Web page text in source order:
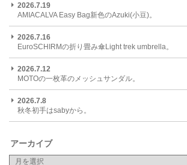
2026.7.19
AMIACALVA Easy Bag新色のAzuki(小豆)。
2026.7.16
EuroSCHIRMの折り畳み傘Light trek umbrella。
2026.7.12
MOTOの一枚革のメッシュサンダル。
2026.7.8
秋冬初手はsabyから。
アーカイブ